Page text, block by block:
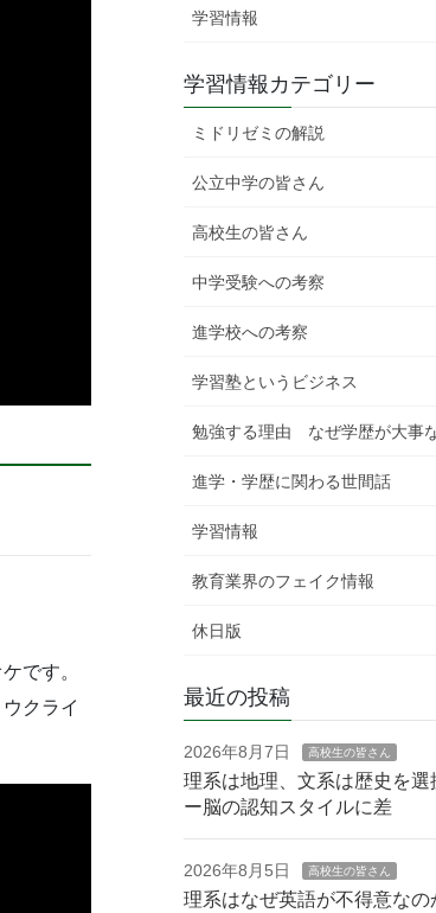
です。
クライ
学習情報
学習情報カテゴリー
ミドリゼミの解説
公立中学の皆さん
高校生の皆さん
中学受験への考察
進学校への考察
学習塾というビジネス
勉強する理由 なぜ学歴が大事
進学・学歴に関わる世間話
学習情報
教育業界のフェイク情報
休日版
最近の投稿
2026年8月7日 高校生の皆さん
理系は地理、文系は歴史を選
ー脳の認知スタイルに差
2026年8月5日 高校生の皆さん
理系はなぜ英語が不得意な